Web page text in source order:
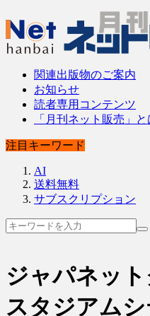
関連出版物のご案内
お知らせ
読者専用コンテンツ
「月刊ネット販売」と
注目キーワード
AI
送料無料
サブスクリプション
ジャパネッ
スタジアム